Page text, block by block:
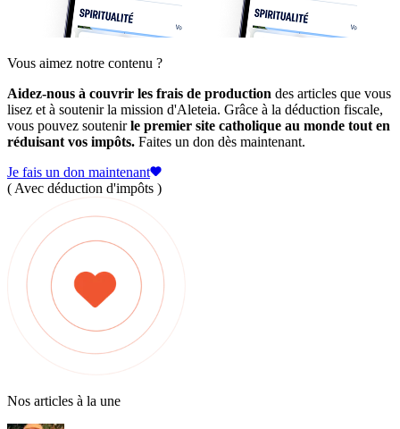
Vous aimez notre contenu ?
Aidez-nous à couvrir les frais de production des articles que vous
lisez et à soutenir la mission d'Aleteia. Grâce à la déduction fiscale,
vous pouvez soutenirle premier site catholique au monde tout en
réduisant vos impôts. Faites un don dès maintenant.
Je fais un don maintenant
( Avec déduction d'impôts )
Nos articles à la une